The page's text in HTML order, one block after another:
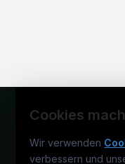
Cookies
Wir verwenden
verbessern und